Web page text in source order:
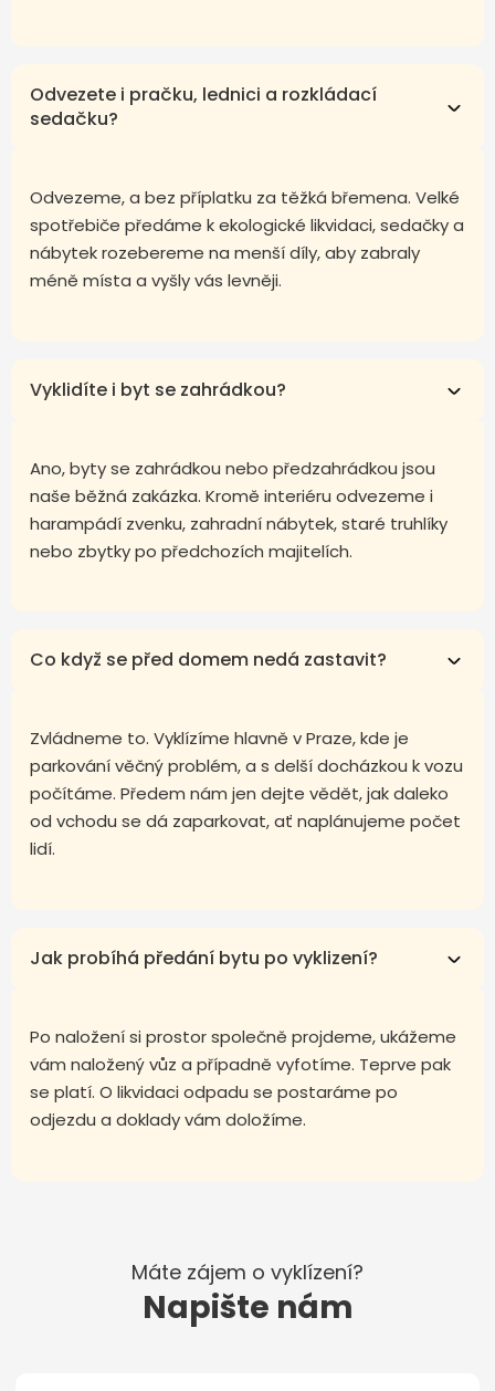
Odvezete i pračku, lednici a rozkládací
sedačku?
Odvezeme, a bez příplatku za těžká břemena. Velké
spotřebiče předáme k ekologické likvidaci, sedačky a
nábytek rozebereme na menší díly, aby zabraly
méně místa a vyšly vás levněji.
Vyklidíte i byt se zahrádkou?
Ano, byty se zahrádkou nebo předzahrádkou jsou
naše běžná zakázka. Kromě interiéru odvezeme i
harampádí zvenku, zahradní nábytek, staré truhlíky
nebo zbytky po předchozích majitelích.
Co když se před domem nedá zastavit?
Zvládneme to. Vyklízíme hlavně v Praze, kde je
parkování věčný problém, a s delší docházkou k vozu
počítáme. Předem nám jen dejte vědět, jak daleko
od vchodu se dá zaparkovat, ať naplánujeme počet
lidí.
Jak probíhá předání bytu po vyklizení?
Po naložení si prostor společně projdeme, ukážeme
vám naložený vůz a případně vyfotíme. Teprve pak
se platí. O likvidaci odpadu se postaráme po
odjezdu a doklady vám doložíme.
Máte zájem o vyklízení?
Napište nám